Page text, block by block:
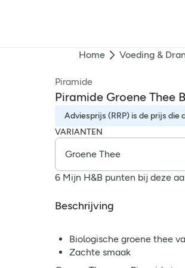
Home Voeding &
Piramide
Piramide Groene Thee
Adviesprijs (RRP) is de prijs die
VARIANTEN
6 Mijn H&B punten bij deze
Beschrijving
Biologische groene thee
Zachte smaak